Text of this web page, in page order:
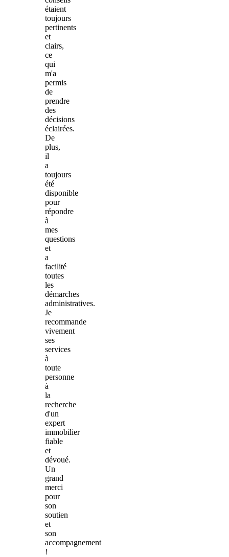
étaient
toujours
pertinents
et
clairs,
ce
qui
m'a
permis
de
prendre
des
décisions
éclairées.
De
plus,
il
a
toujours
été
disponible
pour
répondre
à
mes
questions
et
a
facilité
toutes
les
démarches
administratives.
Je
recommande
vivement
ses
services
à
toute
personne
à
la
recherche
d'un
expert
immobilier
fiable
et
dévoué.
Un
grand
merci
pour
son
soutien
et
son
accompagnement
!